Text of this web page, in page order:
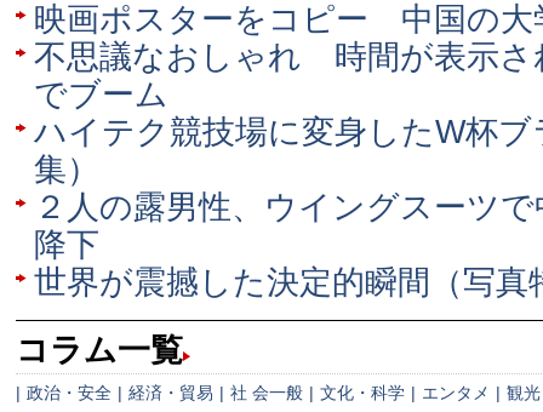
映画ポスターをコピー 中国の大
不思議なおしゃれ 時間が表示さ
でブーム
ハイテク競技場に変身したW杯
集）
２人の露男性、ウイングスーツ
降下
世界が震撼した決定的瞬間（写真
コラム一覧
| 政治・安全 | 経済・貿易 | 社 会一般 | 文化・科学 | エンタメ | 観光